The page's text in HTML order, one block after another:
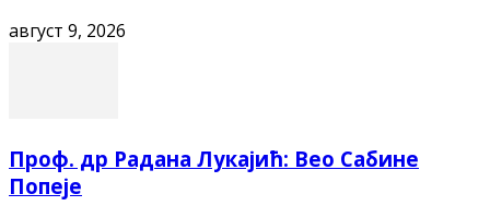
август 9, 2026
Проф. др Радана Лукајић: Вео Сабине
Попеје